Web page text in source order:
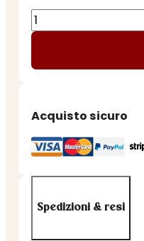
AMARO
IL
quantità
Acquisto sicuro
Spedizioni & resi